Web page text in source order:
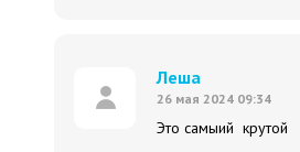
Леша
26 мая 2024 09:34
Это самыий